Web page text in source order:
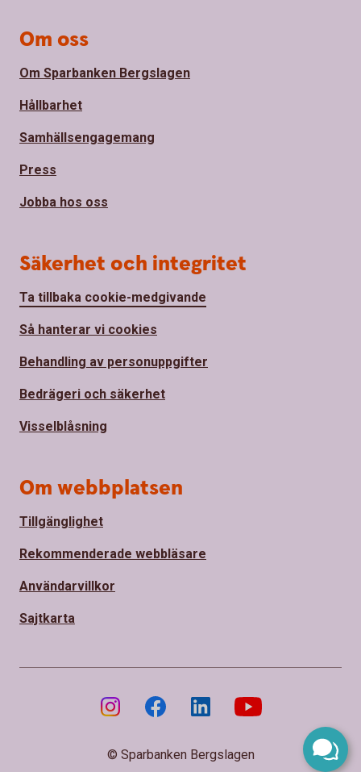
Om oss
Om Sparbanken Bergslagen
Hållbarhet
Samhällsengagemang
Press
Jobba hos oss
Säkerhet och integritet
Ta tillbaka cookie-medgivande
Så hanterar vi cookies
Behandling av personuppgifter
Bedrägeri och säkerhet
Visselblåsning
Om webbplatsen
Tillgänglighet
Rekommenderade webbläsare
Användarvillkor
Sajtkarta
© Sparbanken Bergslagen